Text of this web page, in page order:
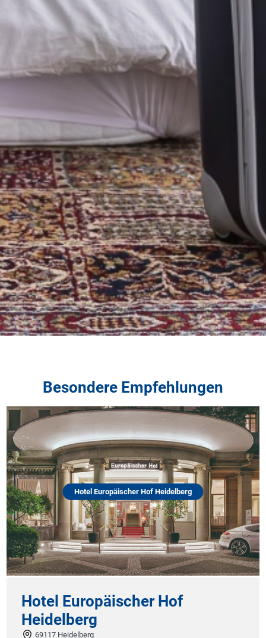
Besondere Empfehlungen
Hotel Europäischer Hof Heidelberg
Hotel Europäischer Hof
Heidelberg
69117 Heidelberg